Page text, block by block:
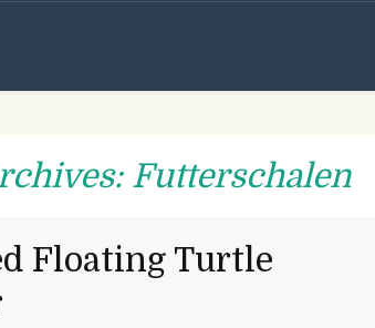
Futterschalen
Floating Turtle